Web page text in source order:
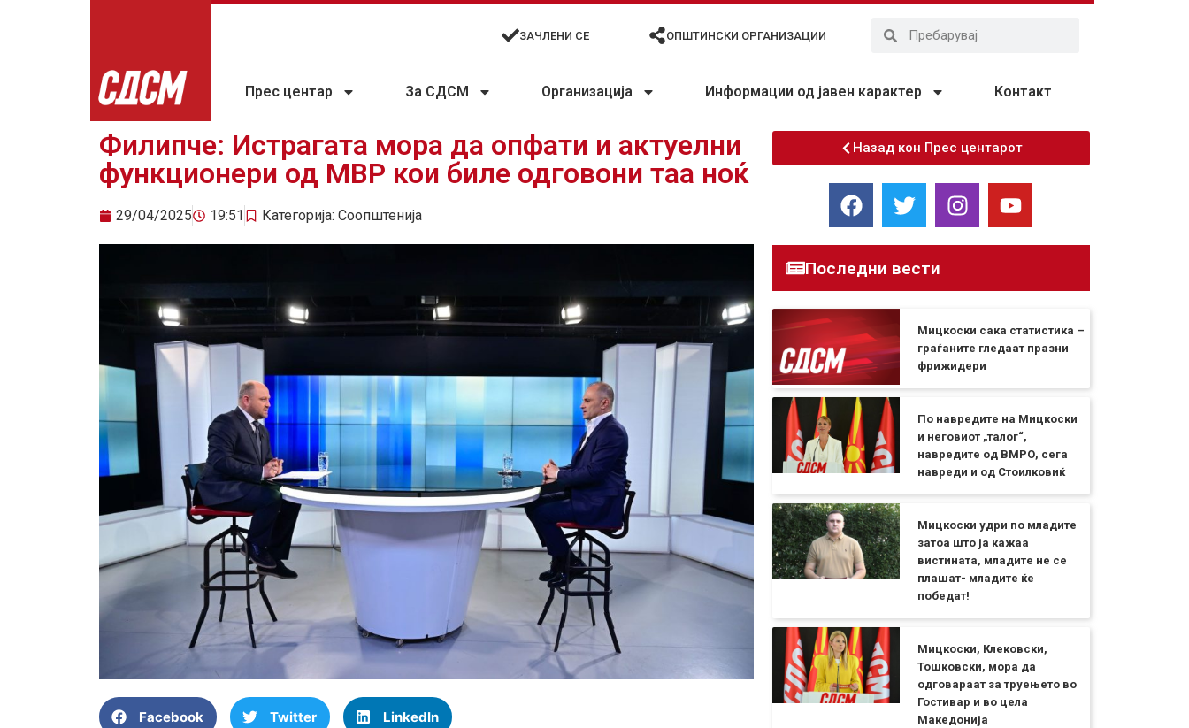
ЗАЧЛЕНИ СЕ ОПШТИНСКИ ОРГАНИЗАЦИИ
Прес центар За СДСМ Организација Информации од јавен карактер Контакт
Филипче: Истрагата мора да опфати и актуелни
функционери од МВР кои биле одговони таа ноќ
29/04/2025 19:51 Категорија: Соопштенија
Facebook Twitter LinkedIn
Назад кон Прес центарот
Последни вести
Мицкоски сака статистика –
граѓаните гледаат празни
фрижидери
По навредите на Мицкоски
и неговиот „талог“,
навредите од ВМРО, сега
навреди и од Стоилковиќ
Мицкоски удри по младите
затоа што ја кажаа
вистината, младите не се
плашат- младите ќе
победат!
Мицкоски, Клековски,
Тошковски, мора да
одговараат за труењето во
Гостивар и во цела
Македонија